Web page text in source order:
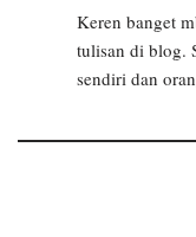
Keren banget
tulisan di blog.
sendiri dan